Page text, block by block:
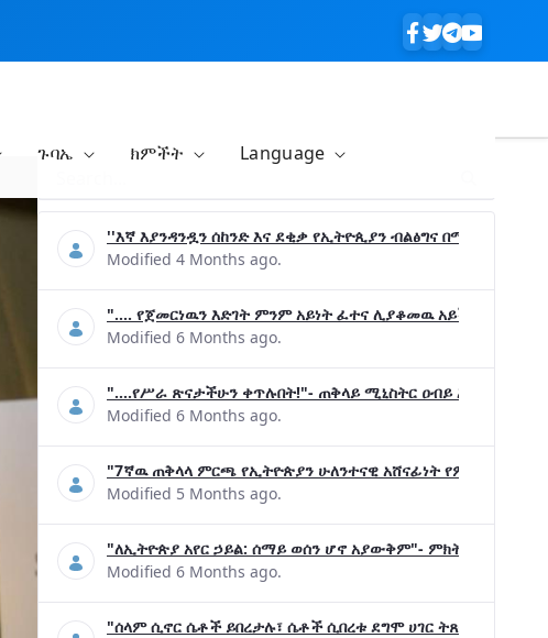
ጉባኤ ክምችት Language
''እኛ እያንዳንዷን ሰከንድ እና ደቂቃ የኢትዮጲያን ብልፅግና በሚያረጋግጡ
Modified 4 Months ago.
".... የጀመርነዉን እድገት ምንም አይነት ፈተና ሊያቆመዉ አይችልም"-
Modified 6 Months ago.
"....የሥራ ጽናታችሁን ቀጥሉበት!"- ጠቅላይ ሚኒስትር ዐብይ አሕመድ (ዶ/ር)
Modified 6 Months ago.
"7ኛዉ ጠቅላላ ምርጫ የኢትዮጵያን ሁለንተናዊ አሸናፊነት የምናረጋግጥበት
Modified 5 Months ago.
"ለኢትዮጵያ አየር ኃይል: ሰማይ ወሰን ሆኖ አያውቅም"- ምክትል ጠቅላይ
Modified 6 Months ago.
"ሰላም ሲኖር ሴቶች ይበረታሉ፣ ሴቶች ሲበረቱ ደግሞ ሀገር ትጸናለች"- ዶ/ር